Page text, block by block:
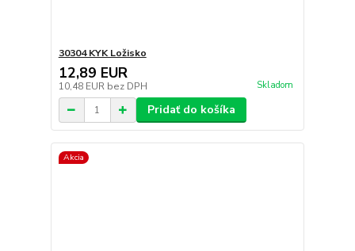
30304 KYK Ložisko
12,89 EUR
10,48 EUR bez DPH Skladom
Pridať do košíka
Akcia